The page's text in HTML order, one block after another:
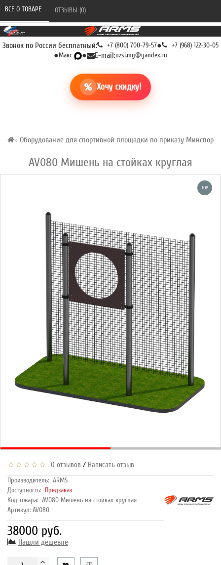
Звонок по России бесплатный: +7 (800) 700-79-57● +7 (968) 122-30-05
●Макс ● E-mail:uzsi.mg@yandex.ru
Хочу скидку!
Оборудование для спортивной площадки по приказу Минспорта
AV080 Мишень на стойках круглая
ВСЕ О ТОВАРЕ ОТЗЫВЫ (0)
TOP
0 отзывов / Написать отзыв
Производитель: ARMS
Доступность: Предзаказ
Код товара: AV080 Мишень на стойках круглая
Артикул: AV080
38000 руб.
Нашли дешевле